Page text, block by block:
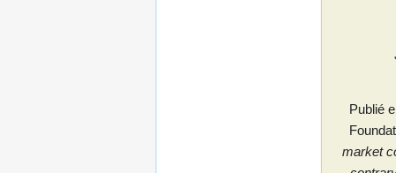
Publié
market